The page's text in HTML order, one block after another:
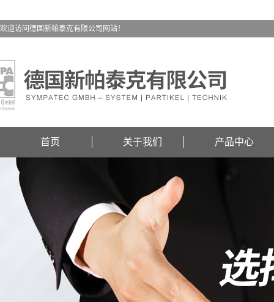
欢迎访问德国新帕泰克有限公司网站！
首页 关于我们 产品中心